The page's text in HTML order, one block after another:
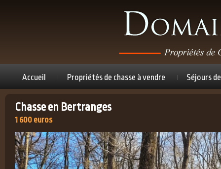
Accueil Propriétés de chasse à vendre Séjours
Chasse en Bertranges
1 600 euros